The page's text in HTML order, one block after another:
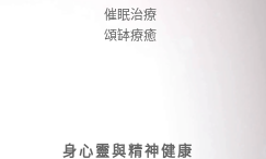
催眠治療
頌缽療癒
身心靈與精神健康